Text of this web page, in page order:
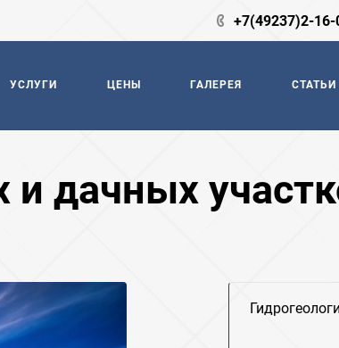
+7(49237)2-16-
УСЛУГИ ЦЕНЫ ГАЛЕРЕЯ СТАТЬИ
и дачных